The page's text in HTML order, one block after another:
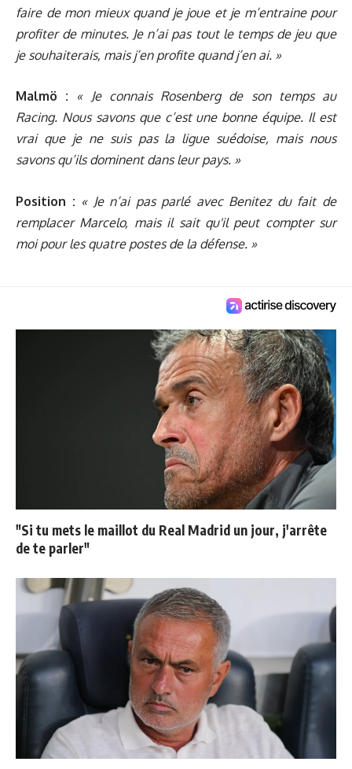
faire de mon mieux quand je joue et je m’entraine pour
profiter de minutes. Je n’ai pas tout le temps de jeu que
je souhaiterais, mais j’en profite quand j’en ai. »
Malmö :
« Je connais Rosenberg de son temps au
Racing. Nous savons que c’est une bonne équipe. Il est
vrai que je ne suis pas la ligue suédoise, mais nous
savons qu’ils dominent dans leur pays. »
Position : « Je n’ai pas parlé avec Benitez du fait de
remplacer Marcelo, mais il sait qu'il peut compter sur
moi pour les quatre postes de la défense. »
"Si tu mets le maillot du Real Madrid un jour, j'arrête
de te parler"